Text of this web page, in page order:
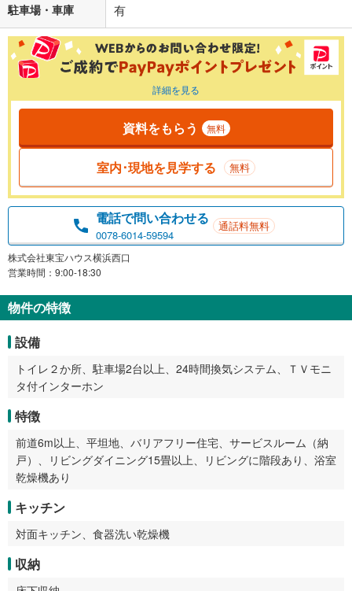
駐車場・車庫 有
詳細を見る
資料をもらう 無料
室内･現地を見学する 無料
電話で問い合わせる
0078-6014-59594
通話料無料
株式会社東宝ハウス横浜西口
営業時間：9:00-18:30
物件の特徴
設備
トイレ２か所、駐車場2台以上、24時間換気システム、ＴＶモニ
タ付インターホン
特徴
前道6m以上、平坦地、バリアフリー住宅、サービスルーム（納
戸）、リビングダイニング15畳以上、リビングに階段あり、浴室
乾燥機あり
キッチン
対面キッチン、食器洗い乾燥機
収納